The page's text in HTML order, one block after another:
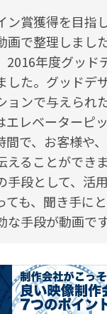
ン賞獲得を目指
画で整理しまし
2016年度グッド
した。グッドデ
ョンで与えられ
エレベーターピッ
間で、お客様や
えることができ
段として、活用
ても、聞き手に
な手段が動画です